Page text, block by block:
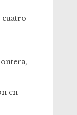
cuatro
en